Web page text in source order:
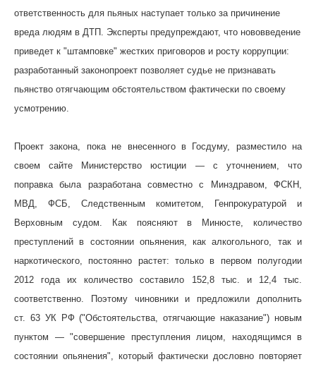
ответственность для пьяных наступает только за причинение
вреда людям в ДТП. Эксперты предупреждают, что нововведение
приведет к "штамповке" жестких приговоров и росту коррупции:
разработанный законопроект позволяет судье не признавать
пьянство отягчающим обстоятельством фактически по своему
усмотрению.
Проект закона, пока не внесенного в Госдуму, разместило на
своем сайте Министерство юстиции — с уточнением, что
поправка была разработана совместно с Минздравом, ФСКН,
МВД, ФСБ, Следственным комитетом, Генпрокуратурой и
Верховным судом. Как поясняют в Минюсте, количество
преступлений в состоянии опьянения, как алкогольного, так и
наркотического, постоянно растет: только в первом полугодии
2012 года их количество составило 152,8 тыс. и 12,4 тыс.
соответственно. Поэтому чиновники и предложили дополнить
ст. 63 УК РФ ("Обстоятельства, отягчающие наказание") новым
пунктом — "совершение преступления лицом, находящимся в
состоянии опьянения", который фактически дословно повторяет